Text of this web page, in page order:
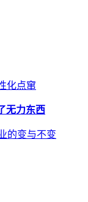
化点窜
无力东西
的变与不变